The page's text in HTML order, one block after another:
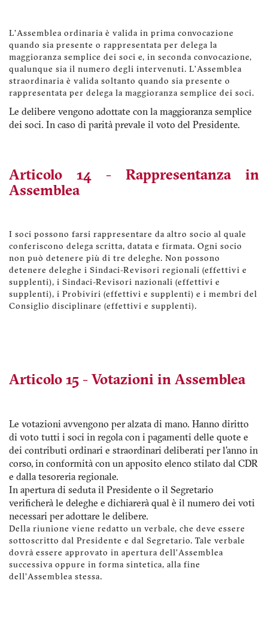
L’Assemblea ordinaria è valida in prima convocazione
quando sia presente o rappresentata per delega la
maggioranza semplice dei soci e, in seconda convocazione,
qualunque sia il numero degli intervenuti. L’Assemblea
straordinaria è valida soltanto quando sia presente o
rappresentata per delega la maggioranza semplice dei soci.
Le delibere vengono adottate con la maggioranza semplice
dei soci. In caso di parità prevale il voto del Presidente.
Articolo 14 - Rappresentanza in
Assemblea
I soci possono farsi rappresentare da altro socio al quale
conferiscono delega scritta, datata e firmata. Ogni socio
non può detenere più di tre deleghe. Non possono
detenere deleghe i Sindaci-Revisori regionali (effettivi e
supplenti), i Sindaci-Revisori nazionali (effettivi e
supplenti), i Probiviri (effettivi e supplenti) e i membri del
Consiglio disciplinare (effettivi e supplenti).
Articolo 15 - Votazioni in Assemblea
Le votazioni avvengono per alzata di mano. Hanno diritto
di voto tutti i soci in regola con i pagamenti delle quote e
dei contributi ordinari e straordinari deliberati per l'anno in
corso, in conformità con un apposito elenco stilato dal CDR
e dalla tesoreria regionale.
In apertura di seduta il Presidente o il Segretario
verificherà le deleghe e dichiarerà qual è il numero dei voti
necessari per adottare le delibere.
Della riunione viene redatto un verbale, che deve essere
sottoscritto dal Presidente e dal Segretario. Tale verbale
dovrà essere approvato in apertura dell’Assemblea
successiva oppure in forma sintetica, alla fine
dell'Assemblea stessa.